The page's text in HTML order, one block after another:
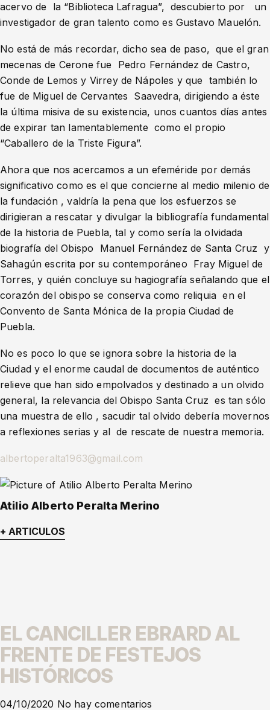
acervo de la “Biblioteca Lafragua”, descubierto por un
investigador de gran talento como es Gustavo Mauelón.
No está de más recordar, dicho sea de paso, que el gran
mecenas de Cerone fue Pedro Fernández de Castro,
Conde de Lemos y Virrey de Nápoles y que también lo
fue de Miguel de Cervantes Saavedra, dirigiendo a éste
la última misiva de su existencia, unos cuantos días antes
de expirar tan lamentablemente como el propio
“Caballero de la Triste Figura”.
Ahora que nos acercamos a un efeméride por demás
significativo como es el que concierne al medio milenio de
la fundación , valdría la pena que los esfuerzos se
dirigieran a rescatar y divulgar la bibliografía fundamental
de la historia de Puebla, tal y como sería la olvidada
biografía del Obispo Manuel Fernández de Santa Cruz y
Sahagún escrita por su contemporáneo Fray Miguel de
Torres, y quién concluye su hagiografía señalando que el
corazón del obispo se conserva como reliquia en el
Convento de Santa Mónica de la propia Ciudad de
Puebla.
No es poco lo que se ignora sobre la historia de la
Ciudad y el enorme caudal de documentos de auténtico
relieve que han sido empolvados y destinado a un olvido
general, la relevancia del Obispo Santa Cruz es tan sólo
una muestra de ello , sacudir tal olvido debería movernos
a reflexiones serias y al de rescate de nuestra memoria.
albertoperalta1963@gmail.com
Atilio Alberto Peralta Merino
+ ARTICULOS
EL CANCILLER EBRARD AL
FRENTE DE FESTEJOS
HISTÓRICOS
04/10/2020 No hay comentarios